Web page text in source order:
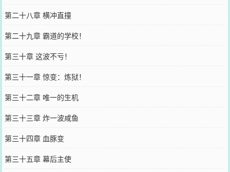
第二十八章 横冲直撞
第二十九章 霸道的学校！
第三十章 这波不亏！
第三十一章 惊变：炼狱！
第三十二章 唯一的生机
第三十三章 炸一波咸鱼
第三十四章 血豚变
第三十五章 幕后主使